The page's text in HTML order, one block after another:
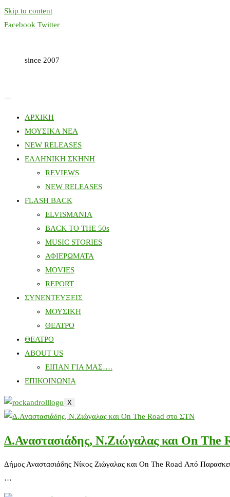
Skip to content
Facebook Twitter
since 2007
ΑΡΧΙΚΗ
ΜΟΥΣΙΚΑ ΝΕΑ
NEW RELEASES
ΕΛΛΗΝΙΚΗ ΣΚΗΝΗ
REVIEWS
NEW RELEASES
FLASH BACK
ELVISMANIA
BACK TO THE 50s
MUSIC STORIES
ΑΦΙΕΡΩΜΑΤΑ
MOVIES
REPORT
ΣΥΝΕΝΤΕΥΞΕΙΣ
ΜΟΥΣΙΚΗ
ΘΕΑΤΡΟ
ΘΕΑΤΡΟ
ABOUT US
ΕΙΠΑΝ ΓΙΑ ΜΑΣ….
ΕΠΙΚΟΙΝΩΝΙΑ
X
Δ.Αναστασιάδης, Ν.Ζιώγαλας και Οn The
Δήμος Αναστασιάδης Νίκος Ζιώγαλας και Οn The Road Από
…